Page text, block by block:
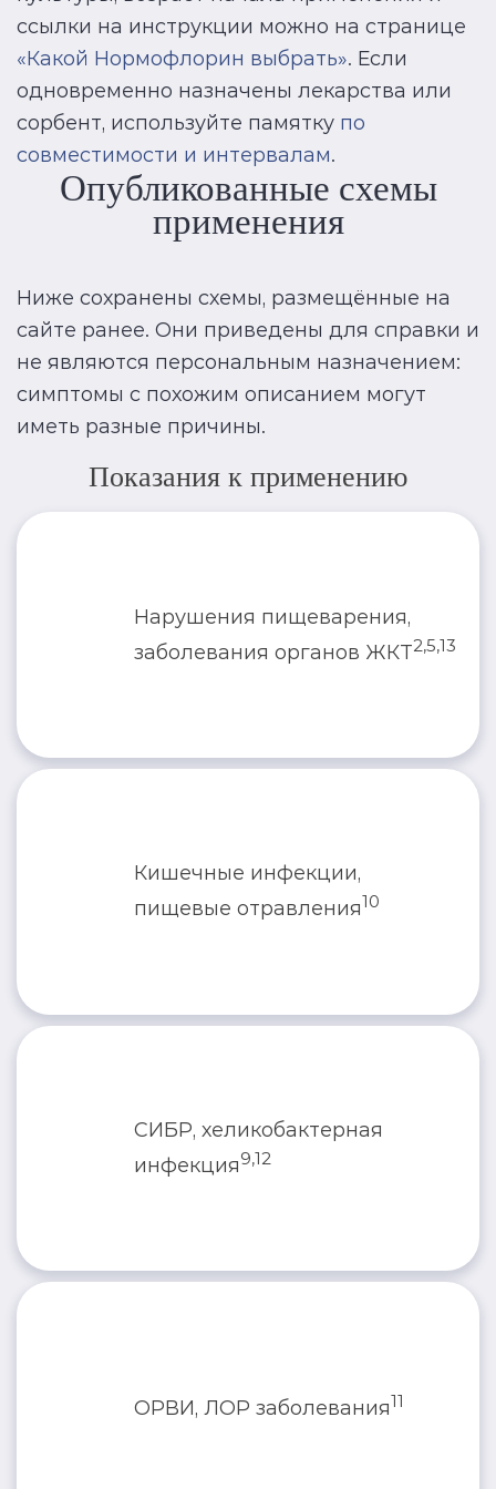
ссылки на инструкции можно на странице
«Какой Нормофлорин выбрать». Если
одновременно назначены лекарства или
сорбент, используйте памятку по
совместимости и интервалам.
Опубликованные схемы
применения
Ниже сохранены схемы, размещённые на
сайте ранее. Они приведены для справки и
не являются персональным назначением:
симптомы с похожим описанием могут
иметь разные причины.
Показания к применению
Нарушения пищеварения,
заболевания органов ЖКТ2,5,13
Нормофлорин-Д
Кишечные инфекции,
пищевые отравления10
Нормофлорин-Л
Нормофлорин-Д
СИБР, хеликобактерная
инфекция9,12
Нормофлорин-Д
ОРВИ, ЛОР заболевания11